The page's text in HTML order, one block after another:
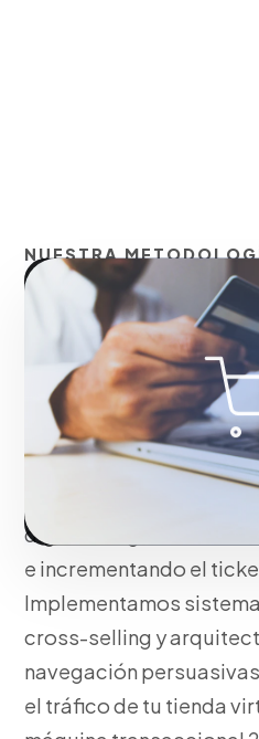
NUESTRA
comercio
orientada a
de ventas
Optimizamos tu
digital mitigando el
e incrementando el
Implementamos
cross-selling y
navegación
el tráfico de tu tienda